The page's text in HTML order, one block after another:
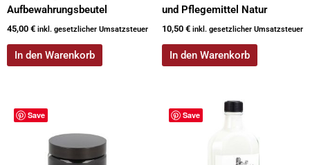
Aufbewahrungsbeutel
45,00 € inkl. gesetzlicher Umsatzsteuer
In den Warenkorb
und Pflegemittel Natur
10,50 € inkl. gesetzlicher Umsatzsteuer
In den Warenkorb
Save Save